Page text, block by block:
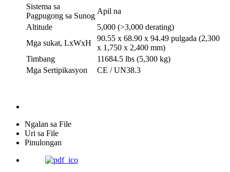
Sistema sa
Pagpugong sa Sunog
Apil na
Altitude
5,000 (>3,000 derating)
Mga sukat, LxWxH
90.55 x 68.90 x 94.49 pulgada (2,300
x 1,750 x 2,400 mm)
Timbang
11684.5 lbs (5,300 kg)
Mga Sertipikasyon
CE / UN38.3
Ngalan sa File
Uri sa File
Pinulongan